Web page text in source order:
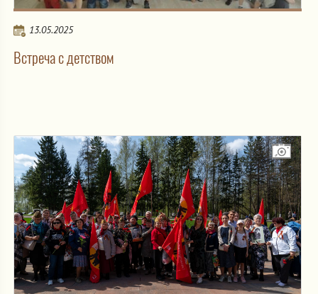
13.05.2025
Встреча с детством